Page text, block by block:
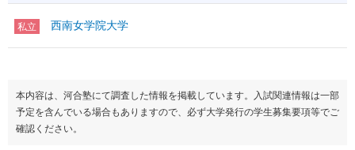
私立 西南女学院大学
本内容は、河合塾にて調査した情報を掲載しています。入試関連情報は一部
予定を含んでいる場合もありますので、必ず大学発行の学生募集要項等でご
確認ください。